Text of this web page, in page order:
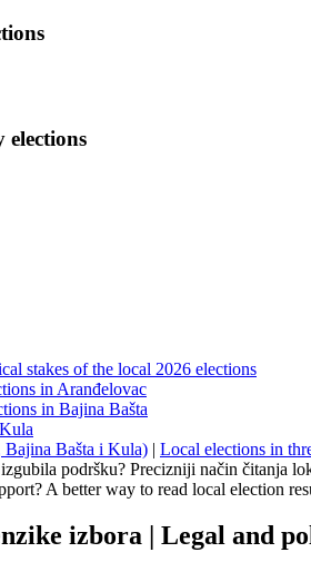
stakes of the local 2026 elections
in Aranđelovac
in Bajina Bašta
Bašta i Kula) | Local elections in
podršku? Precizniji način čitanja
A better way to read local election
izbora | Legal and